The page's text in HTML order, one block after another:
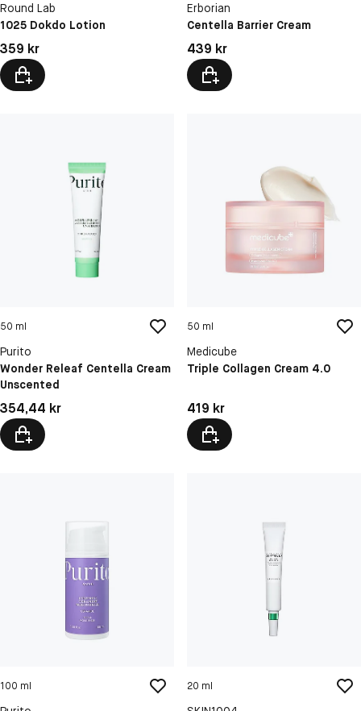
Round Lab
1025 Dokdo Lotion
Pris: 359 kr
359 kr
Erborian
Centella Barrier Cream
Pris: 439 kr
439 kr
50 ml
Purito
Wonder Releaf Centella Cream
Unscented
Pris: 354,44 kr
354,44 kr
50 ml
Medicube
Triple Collagen Cream 4.0
Pris: 419 kr
419 kr
100 ml 20 ml